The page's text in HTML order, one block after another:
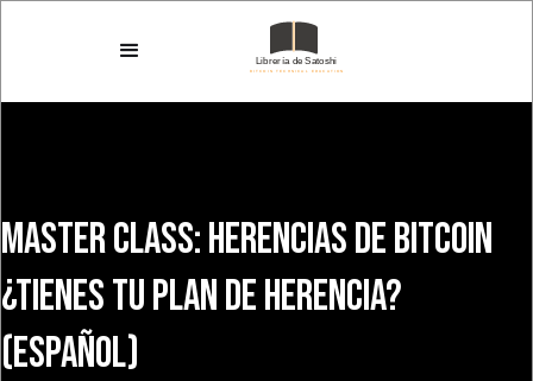
Master Class: Herencias de Bitcoin
¿Tienes tu plan de Herencia?
(ESPAÑOL)